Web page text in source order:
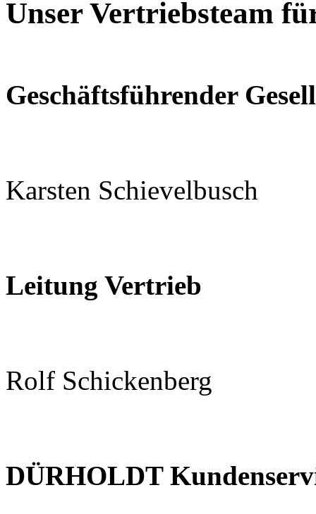
Unser Vertriebsteam
Geschäftsführender
Karsten Schievelbusch
Leitung Vertrieb
Rolf Schickenberg
DÜRHOLDT